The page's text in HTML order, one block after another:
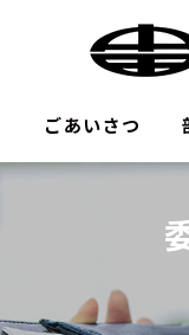
ごあいさつ